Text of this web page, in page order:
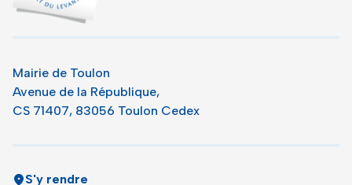
Mairie de Toulon
Avenue de la République,
CS 71407, 83056 Toulon Cedex
S'y rendre